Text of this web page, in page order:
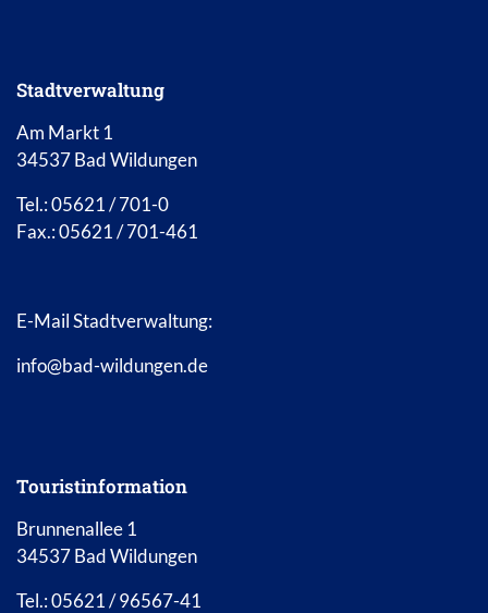
Stadtverwaltung
Am Markt 1
34537 Bad Wildungen
Tel.: 05621 / 701-0
Fax.: 05621 / 701-461
E-Mail Stadtverwaltung:
info@bad-wildungen.de
Touristinformation
Brunnenallee 1
34537 Bad Wildungen
Tel.: 05621 / 96567-41